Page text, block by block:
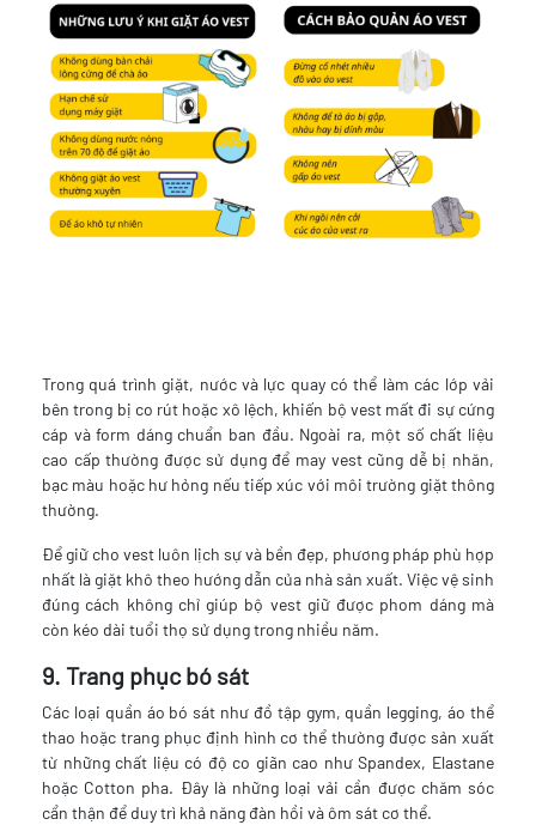
Trong quá trình giặt, nước và lực quay có thể làm các lớp vải
bên trong bị co rút hoặc xô lệch, khiến bộ vest mất đi sự cứng
cáp và form dáng chuẩn ban đầu. Ngoài ra, một số chất liệu
cao cấp thường được sử dụng để may vest cũng dễ bị nhăn,
bạc màu hoặc hư hỏng nếu tiếp xúc với môi trường giặt thông
thường.
Để giữ cho vest luôn lịch sự và bền đẹp, phương pháp phù hợp
nhất là giặt khô theo hướng dẫn của nhà sản xuất. Việc vệ sinh
đúng cách không chỉ giúp bộ vest giữ được phom dáng mà
còn kéo dài tuổi thọ sử dụng trong nhiều năm.
9. Trang phục bó sát
Các loại quần áo bó sát như đồ tập gym, quần legging, áo thể
thao hoặc trang phục định hình cơ thể thường được sản xuất
từ những chất liệu có độ co giãn cao như Spandex, Elastane
hoặc Cotton pha. Đây là những loại vải cần được chăm sóc
cẩn thận để duy trì khả năng đàn hồi và ôm sát cơ thể.